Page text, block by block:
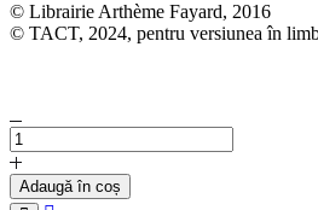
© Librairie Arthème Fayard, 2016
© TACT, 2024, pentru versiunea în
Cantitate
BARBARA
CASSIN
-
Adaugă în coș